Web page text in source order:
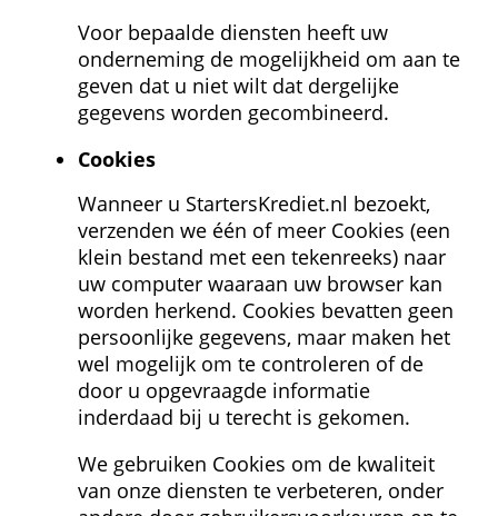
Voor bepaalde diensten heeft uw
onderneming de mogelijkheid om aan te
geven dat u niet wilt dat dergelijke
gegevens worden gecombineerd.
Cookies
Wanneer u StartersKrediet.nl bezoekt,
verzenden we één of meer Cookies (een
klein bestand met een tekenreeks) naar
uw computer waaraan uw browser kan
worden herkend. Cookies bevatten geen
persoonlijke gegevens, maar maken het
wel mogelijk om te controleren of de
door u opgevraagde informatie
inderdaad bij u terecht is gekomen.
We gebruiken Cookies om de kwaliteit
van onze diensten te verbeteren, onder